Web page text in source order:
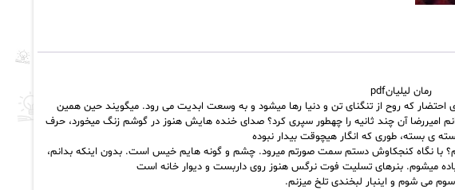
رمان لیلیانpdf
که روح از تنگنای تن و دنیا رها میشود و به وسعت ابدیت می رود. میگویند حین همین
امیررضا آن چند ثانیه را چهطور سپری کرد؟ صدای خنده هایش هنوز در گوشم زنگ میخورد، حرف
ی بسته، طوری که انگار هیچوقت بیدار نبوده
با نگاه کنجکاوش دستم سمت صورتم میرود. چشم و گونه هایم خیس است. بدون اینکه بدانم،
میشوم. بنرهای تسلیت فوت نرگس هنوز روی داربست و دیوار خانه است
می شوم و اینبار لبخندی تلخ میزنم.